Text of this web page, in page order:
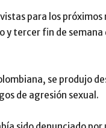
para los próximos
y tercer fin de
se produjo
de agresión sexual.